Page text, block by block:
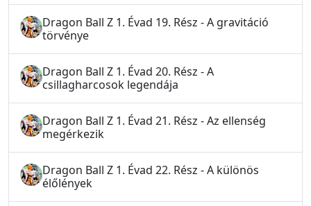
Dragon Ball Z 1. Évad 19. Rész - A gravitáció
törvénye
Dragon Ball Z 1. Évad 20. Rész - A
csillagharcosok legendája
Dragon Ball Z 1. Évad 21. Rész - Az ellenség
megérkezik
Dragon Ball Z 1. Évad 22. Rész - A különös
élőlények